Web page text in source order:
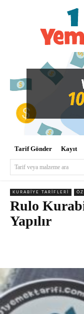
Tarif Gönder Kayıt
Tarif veya malzeme ara
KURABIYE TARIFLERI
Rulo
Yapılır